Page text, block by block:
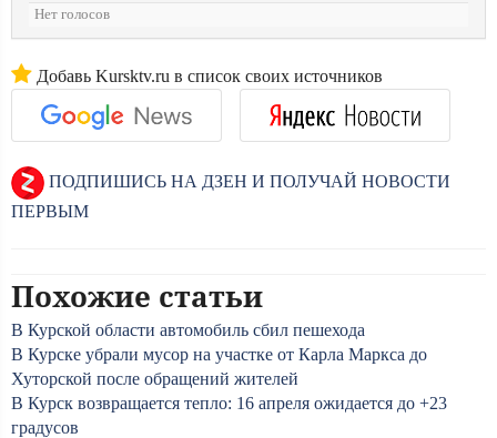
Нет голосов
Добавь Kursktv.ru в список своих источников
ПОДПИШИСЬ НА ДЗЕН И ПОЛУЧАЙ НОВОСТИ
ПЕРВЫМ
Похожие статьи
В Курской области автомобиль сбил пешехода
В Курске убрали мусор на участке от Карла Маркса до
Хуторской после обращений жителей
В Курск возвращается тепло: 16 апреля ожидается до +23
градусов